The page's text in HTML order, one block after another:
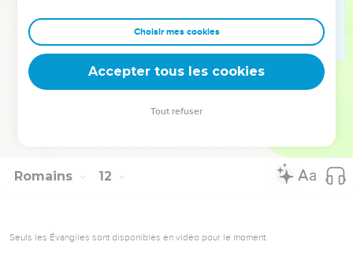
incompréhensibles ! Car
Qui a connu la pensée du Seigneur, Ou qui a été son
conseiller ?
Qui lui a donné le premier, pour qu'il ait à recevoir en
Romains 12
Seuls les Évangiles sont disponibles en vidéo pour le moment.
Choisir mes cookies
Accepter tous les cookies
Tout refuser